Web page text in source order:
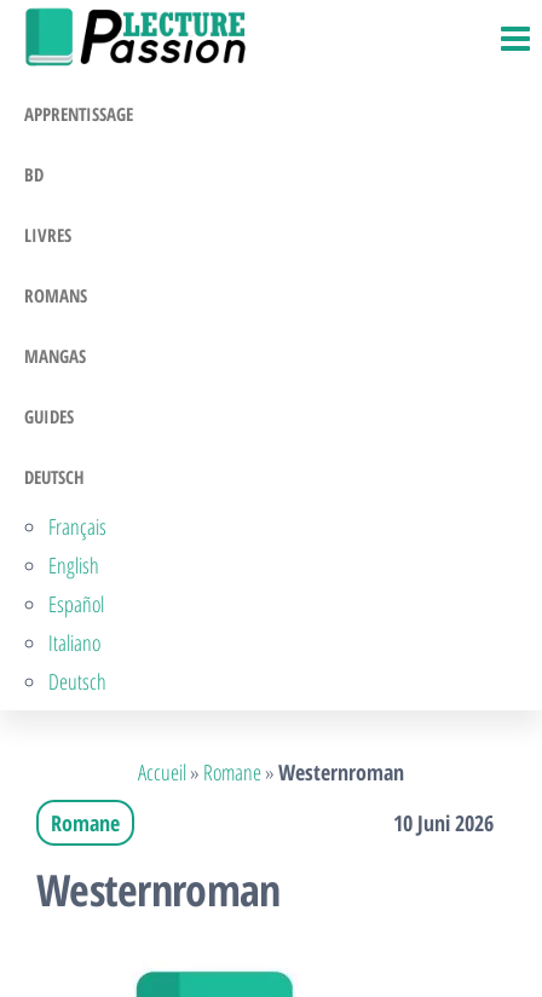
Zum
Inhalt
APPRENTISSAGE
BD
LIVRES
ROMANS
MANGAS
GUIDES
DEUTSCH
Français
English
Español
Italiano
Deutsch
Accueil» Romane»Westernroman
Romane
10 Juni 2026
Westernroman